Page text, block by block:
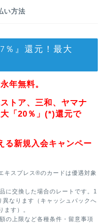
い方法
％』還元！最大
年無料。
トア、三和、ヤマナ
「20％」(*)還元で
る新規入会キャンペー
キスプレス®のカードは優遇対象
に交換した場合のレートです。1
なります（キャッシュバックへ
す）。
の上限など各種条件・留意事項